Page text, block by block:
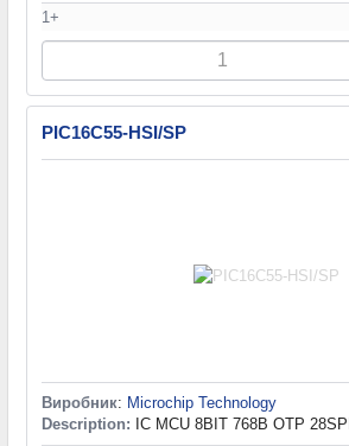
1+
PIC16C55-HSI/SP
Виробник: Microchip Technology
Description: IC MCU 8BIT 768B OTP